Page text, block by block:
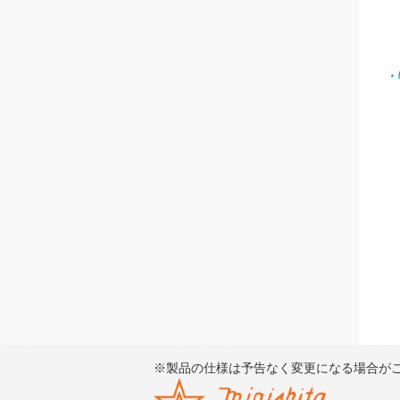
※製品の仕様は予告なく変更になる場合が